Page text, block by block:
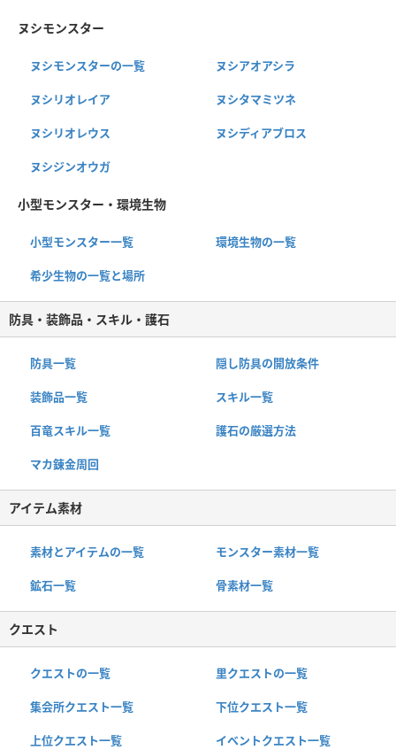
ヌシモンスター
ヌシモンスターの一覧 ヌシアオアシラ
ヌシリオレイア ヌシタマミツネ
ヌシリオレウス ヌシディアブロス
ヌシジンオウガ
小型モンスター・環境生物
小型モンスター一覧 環境生物の一覧
希少生物の一覧と場所
防具・装飾品・スキル・護石
防具一覧 隠し防具の開放条件
装飾品一覧 スキル一覧
百竜スキル一覧 護石の厳選方法
マカ錬金周回
アイテム素材
素材とアイテムの一覧 モンスター素材一覧
鉱石一覧 骨素材一覧
クエスト
クエストの一覧 里クエストの一覧
集会所クエスト一覧 下位クエスト一覧
上位クエスト一覧 イベントクエスト一覧